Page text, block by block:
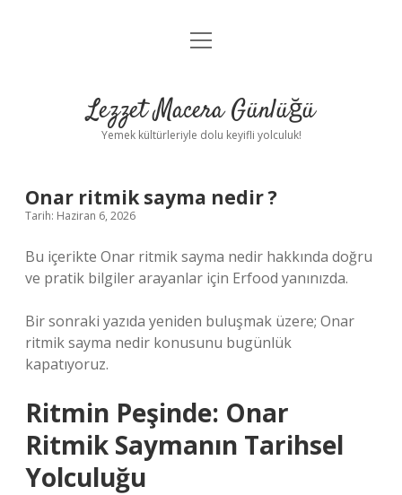
Anasayfa
Yasal Uyarı
menüyü
Lezzet Macera Günlüğü
Yemek kültürleriyle dolu keyifli yolculuk!
Onar ritmik sayma nedir ?
Tarih: Haziran 6, 2026
Bu içerikte Onar ritmik sayma nedir hakkında doğru
ve pratik bilgiler arayanlar için Erfood yanınızda.
Bir sonraki yazıda yeniden buluşmak üzere; Onar
ritmik sayma nedir konusunu bugünlük
kapatıyoruz.
Ritmin Peşinde: Onar
Ritmik Saymanın Tarihsel
Yolculuğu